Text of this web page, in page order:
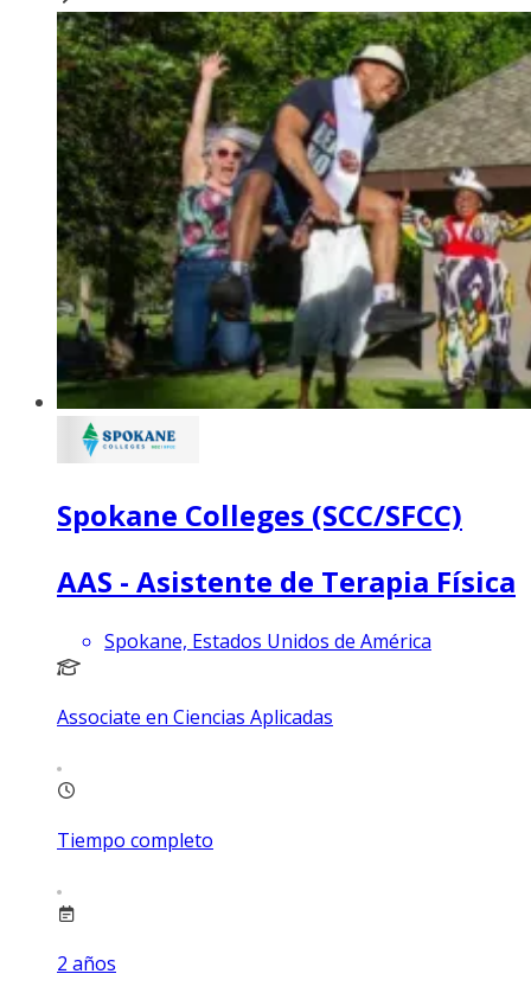
Spokane Colleges (SCC/SFCC)
AAS - Asistente de Terapia Física
Spokane, Estados Unidos de América
Associate en Ciencias Aplicadas
Tiempo completo
2 años